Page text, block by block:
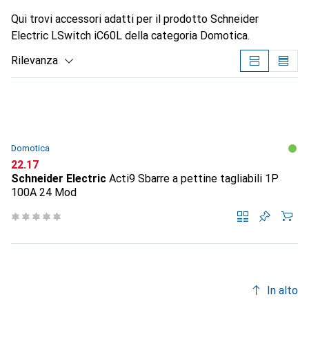
Qui trovi accessori adatti per il prodotto Schneider
Electric LSwitch iC60L della categoria Domotica.
Rilevanza
Domotica
CHF
22.17
Schneider Electric Acti9 Sbarre a pettine tagliabili 1P
100A 24 Mod
In alto